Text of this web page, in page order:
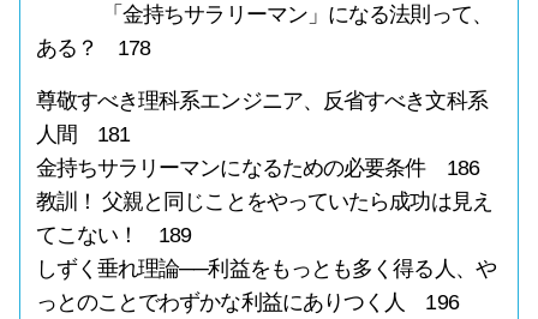
「金持ちサラリーマン」になる法則って、
ある？ 178
尊敬すべき理科系エンジニア、反省すべき文科系
人間 181
金持ちサラリーマンになるための必要条件 186
教訓！ 父親と同じことをやっていたら成功は見え
てこない！ 189
しずく垂れ理論──利益をもっとも多く得る人、や
っとのことでわずかな利益にありつく人 196